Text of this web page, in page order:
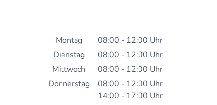
Montag 08:00 - 12:00 Uhr
Von 08:00 bis 12:00 Uhr
Dienstag 08:00 - 12:00 Uhr
Von 08:00 bis 12:00 Uhr
Mittwoch 08:00 - 12:00 Uhr
Von 08:00 bis 12:00 Uhr
Donnerstag 08:00 - 12:00 Uhr
Von 08:00 bis 12:00 Uhr
14:00 - 17:00 Uhr